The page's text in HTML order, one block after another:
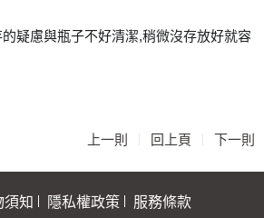
疑慮與瓶子不好清潔,稍微沒存放好就容
上一則 回上頁 下一則
須知 隱私權政策 服務條款